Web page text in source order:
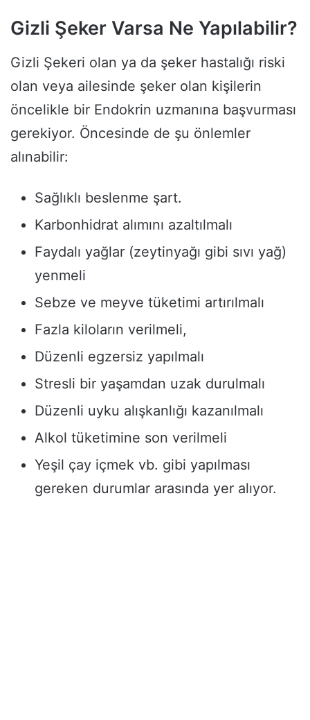
Gizli Şeker Varsa Ne Yapılabilir?
Gizli Şekeri olan ya da şeker hastalığı riski
olan veya ailesinde şeker olan kişilerin
öncelikle bir Endokrin uzmanına başvurması
gerekiyor. Öncesinde de şu önlemler
alınabilir:
Sağlıklı beslenme şart.
Karbonhidrat alımını azaltılmalı
Faydalı yağlar (zeytinyağı gibi sıvı yağ)
yenmeli
Sebze ve meyve tüketimi artırılmalı
Fazla kiloların verilmeli,
Düzenli egzersiz yapılmalı
Stresli bir yaşamdan uzak durulmalı
Düzenli uyku alışkanlığı kazanılmalı
Alkol tüketimine son verilmeli
Yeşil çay içmek vb. gibi yapılması
gereken durumlar arasında yer alıyor.